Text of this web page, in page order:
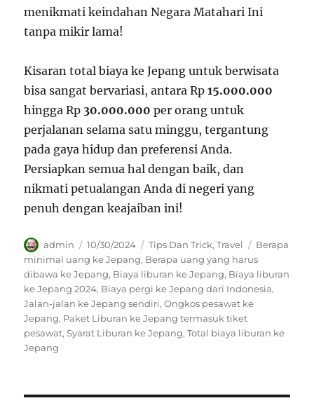
menikmati keindahan Negara Matahari Ini
tanpa mikir lama!
Kisaran total biaya ke Jepang untuk berwisata
bisa sangat bervariasi, antara Rp15.000.000
hingga Rp 30.000.000 per orang untuk
perjalanan selama satu minggu, tergantung
pada gaya hidup dan preferensi Anda.
Persiapkan semua hal dengan baik, dan
nikmati petualangan Anda di negeri yang
penuh dengan keajaiban ini!
Author
admin
Posted
on
10/30/2024 Categories
Tips Dan Trick,Travel Tags
Berapa
minimal uang ke Jepang, Berapa uang yang harus
dibawa ke Jepang, Biaya liburan ke Jepang, Biaya liburan
ke Jepang 2024, Biaya pergi ke Jepang dari Indonesia,
Jalan-jalan ke Jepang sendiri,Ongkos pesawat ke
Jepang, Paket Liburan ke Jepang termasuk tiket
pesawat,Syarat Liburan ke Jepang,Total biaya liburan ke
Jepang